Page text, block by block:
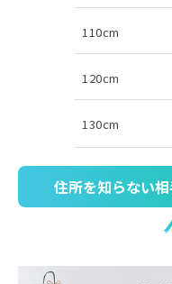
110cm
120cm
130cm
住所を知らない